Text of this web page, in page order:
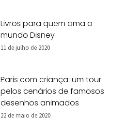
Livros para quem ama o
mundo Disney
11 de julho de 2020
Paris com criança: um tour
pelos cenários de famosos
desenhos animados
22 de maio de 2020